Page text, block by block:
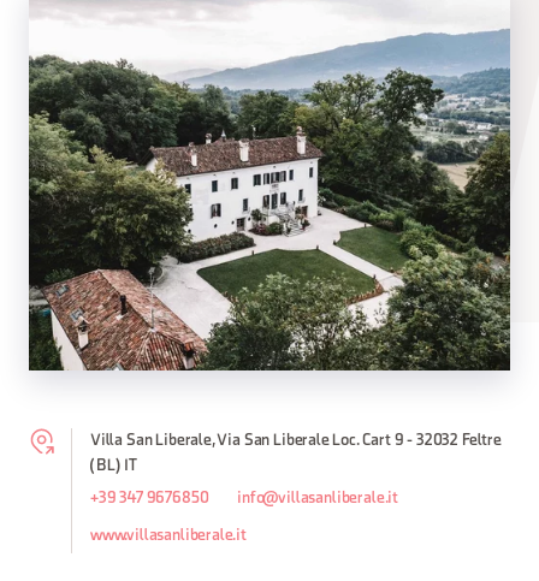
Villa San Liberale, Via San Liberale Loc. Cart 9 - 32032 Feltre
(BL) IT
+39 347 9676850 info@villasanliberale.it
www.villasanliberale.it